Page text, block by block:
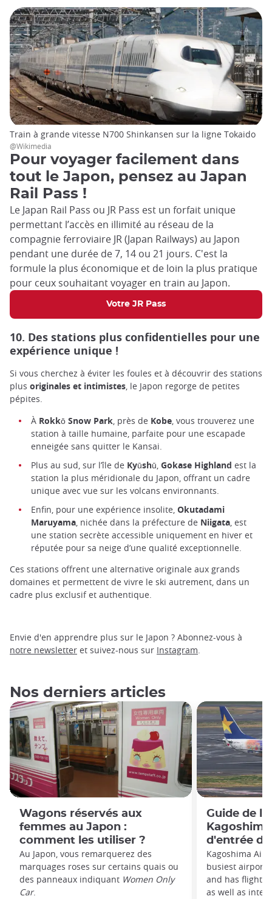
Pour voyager facilement dans
tout le Japon, pensez au Japan
Rail Pass !
Le Japan Rail Pass ou JR Pass est un forfait unique
permettant l’accès en illimité au réseau de la
compagnie ferroviaire JR (Japan Railways) au Japon
pendant une durée de 7, 14 ou 21 jours. C'est la
formule la plus économique et de loin la plus pratique
pour ceux souhaitant voyager en train au Japon.
Votre JR Pass
Train à grande vitesse N700 Shinkansen sur la ligne Tokaido
@Wikimedia
10. Des stations plus confidentielles pour une
expérience unique !
Si vous cherchez à éviter les foules et à découvrir des stations
plus originales et intimistes, le Japon regorge de petites
pépites.
À Rokkō Snow Park , près de Kobe , vous trouverez une
station à taille humaine, parfaite pour une escapade
enneigée sans quitter le Kansai.
Plus au sud, sur l’île de Kyūshū Gokase Highland est la
station la plus méridionale du Japon, offrant un cadre
unique avec vue sur les volcans environnants.
Enfin, pour une expérience insolite, Okutadami
Maruyama , nichée dans la préfecture de Niigata , est
une station secrète accessible uniquement en hiver et
réputée pour sa neige d’une qualité exceptionnelle.
Ces stations offrent une alternative originale aux grands
domaines et permettent de vivre le ski autrement, dans un
cadre plus exclusif et authentique.
Envie d'en apprendre plus sur le Japon ? Abonnez-vous à
notre newsletter et suivez-nous sur Instagram.
Nos derniers articles
Wagons réservés aux
femmes au Japon :
comment les utiliser ?
Au Japon, vous remarquerez des
marquages roses sur certains quais ou
des panneaux indiquant Women Only
Car.
Guide de
d'entrée
Kagoshima
busiest airport
and has flights
as well as